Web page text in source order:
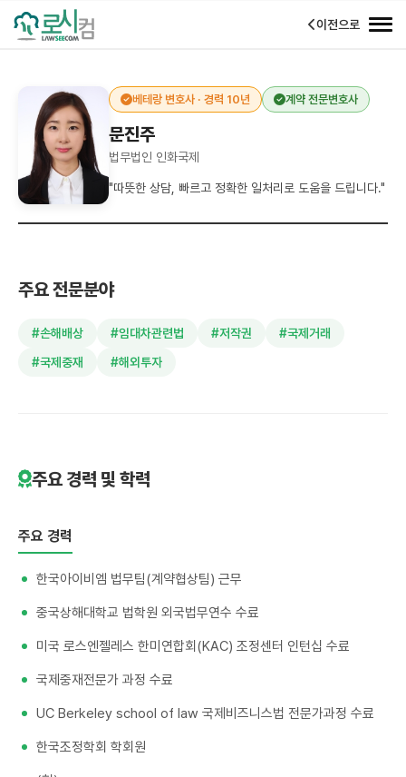
이전으로
베테랑 변호사 · 경력 10년 계약 전문변호사
문진주
법무법인 인화국제
"따뜻한 상담, 빠르고 정확한 일처리로 도움을 드립니다."
주요 전문분야
#손해배상 #임대차관련법 #저작권
#국제거래
#국제중재
#해외투자
주요 경력 및 학력
주요 경력
한국아이비엠 법무팀(계약협상팀) 근무
중국상해대학교 법학원 외국법무연수 수료
미국 로스엔젤레스 한미연합회(KAC) 조정센터 인턴십 수료
국제중재전문가 과정 수료
UC Berkeley school of law 국제비즈니스법 전문가과정 수료
​한국조정학회 학회원